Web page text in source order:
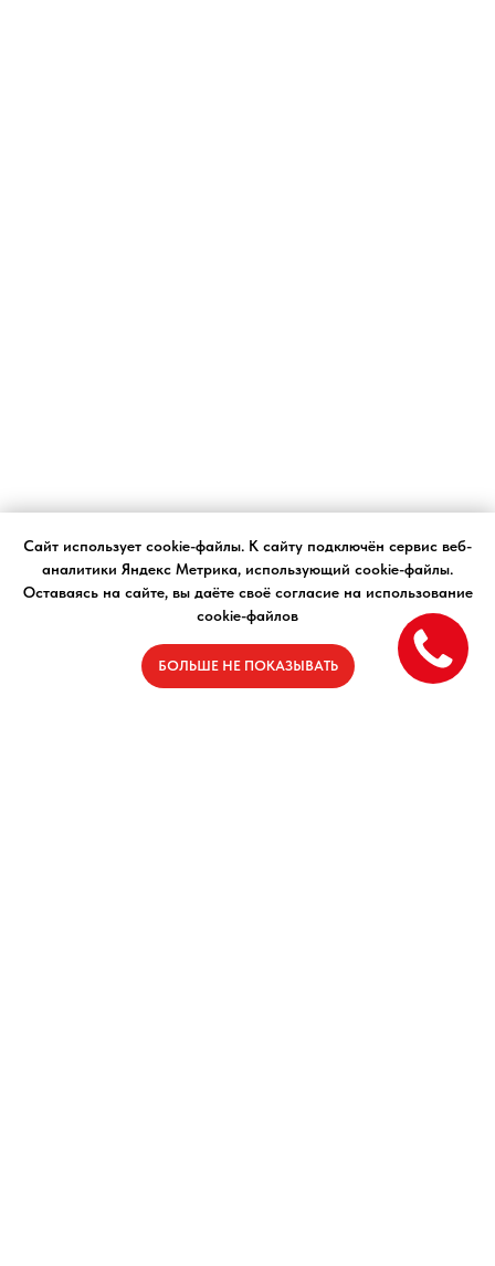
Сайт использует cookie-файлы. К cайту подключён сервис веб-
аналитики Яндекс Метрика, использующий cookie-файлы.
Оставаясь на сайте, вы даёте своё согласие на использование
cookie-файлов
БОЛЬШЕ НЕ ПОКАЗЫВАТЬ